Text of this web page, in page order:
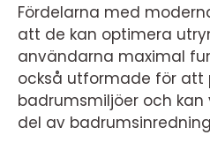
Fördelarna med
att de kan optimera
användarna maximal
också utformade för att
badrumsmiljöer och
del av